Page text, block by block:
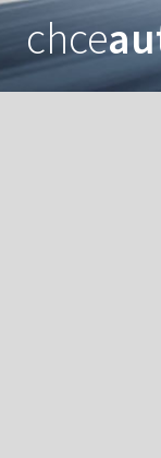
chce